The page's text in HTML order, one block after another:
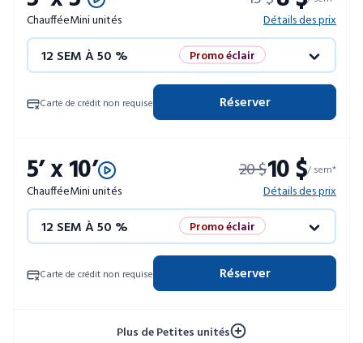
ChaufféeMini unités Détails des prix
12 SEM À 50 % Promo éclair
Unités limitées
Carte de crédit non requise Réserver
5’ x 10’
ChaufféeMini unités
20 $10 $/ sem*
Détails des prix
12 SEM À 50 % Promo éclair
Unités limitées
Carte de crédit non requise Réserver
Plus de Petites unités